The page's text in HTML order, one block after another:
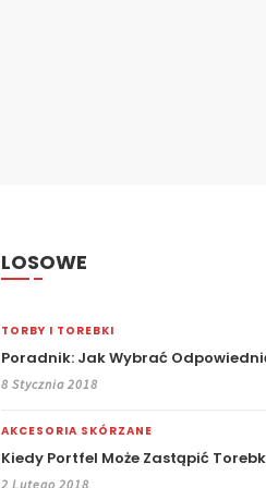
LOSOWE
TORBY I TOREBKI
Poradnik: Jak Wybrać
8 Stycznia 2018
AKCESORIA SKÓRZANE
Kiedy Portfel Może Zastąpić
2 Lutego 2018